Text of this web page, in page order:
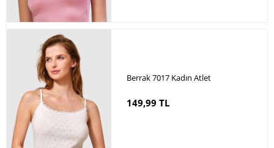
Berrak 7017 Kadın Atlet
149,99 TL